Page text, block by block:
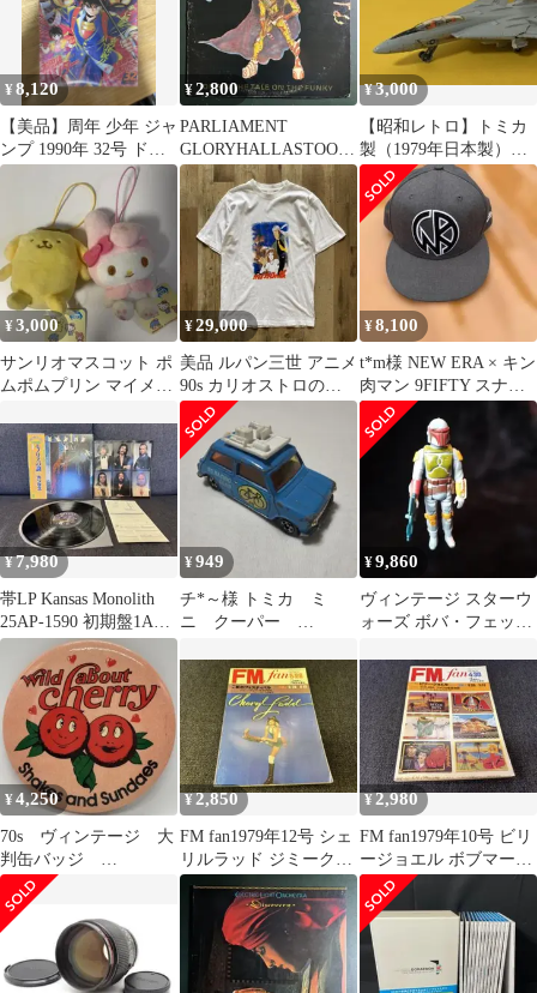
¥8,120
【美品】周年 少年 ジャ
ンプ 1990年 32号 ドラ
ゴンボールシティーハ
¥2,800
PARLIAMENT
GLORYHALLASTOOPI
D
¥3,000
【昭和レトロ】トミカ
製（1979年日本製）グ
ラマンF14トムキャット
¥3,000
サンリオマスコット ポ
ムポムプリン マイメロ
¥29,000
美品 ルパン三世 アニメ
90s カリオストロの城
アニメ ジブリ 映画 tee
¥8,100
t*m様 NEW ERA × キン
肉マン 9FIFTY スナッ
プバック グレー
¥7,980
帯LP Kansas Monolith
25AP-1590 初期盤1A1
美盤
¥949
チ*～様 トミカ ミ
ニ クーパー
¥9,860
ヴィンテージ スターウ
ォーズ ボバ・フェット
¥4,250
70s ヴィンテージ 大
判缶バッジ
McDonald マクドナル
ド Cherry
¥2,850
FM fan1979年12号 シェ
リルラッド ジミークリ
フ TRIO 音楽雑誌
¥2,980
FM fan1979年10号 ビリ
ージョエル ボブマーリ
ー TRIO 音楽雑誌